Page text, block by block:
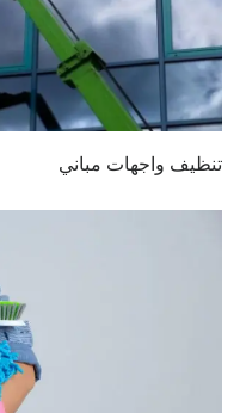
تنظيف واجهات مباني